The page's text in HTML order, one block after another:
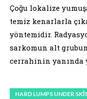
Çoğu lokalize
temiz kenarlarla
yöntemidir.
sarkomun alt
cerrahinin yanında
HARD LUMPS UNDER